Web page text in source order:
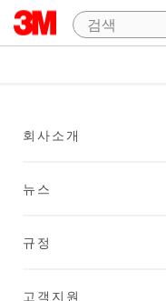
회사소개
뉴스
규정
고객지원